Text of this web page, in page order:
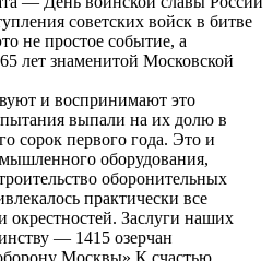
советских войск в битве
не простое событие, а
лет знаменитой Московской
и воспринимают это
выпали на их долю в
сорок первого года. Это и
оборудования,
оборонительных
практически все
окрестностей. Заслуги наших
— 1415 озерчан
Москвы».К счастью,